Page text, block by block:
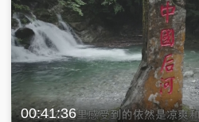
00:41:36